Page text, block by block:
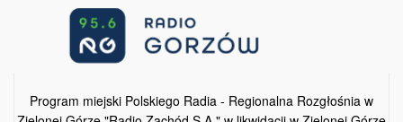
Program miejski Polskiego Radia - Regionalna Rozgłośnia w